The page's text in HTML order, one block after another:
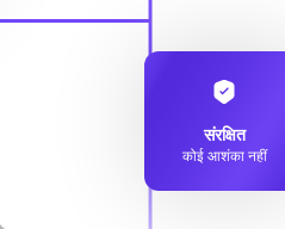
संरक्षित
कोई आशंका नहीं